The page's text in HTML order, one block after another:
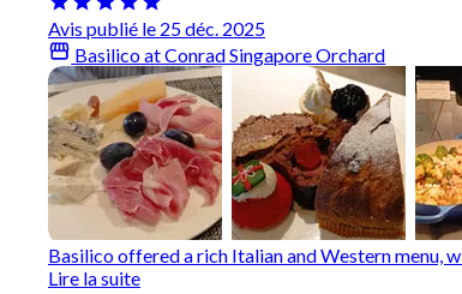
Avis publié le 25 déc. 2025
Basilico at Conrad Singapore Orchard
Basilico offered a rich Italian and Western menu,
Lire la suite